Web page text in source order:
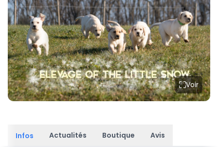
Voir
Infos Actualités Boutique Avis